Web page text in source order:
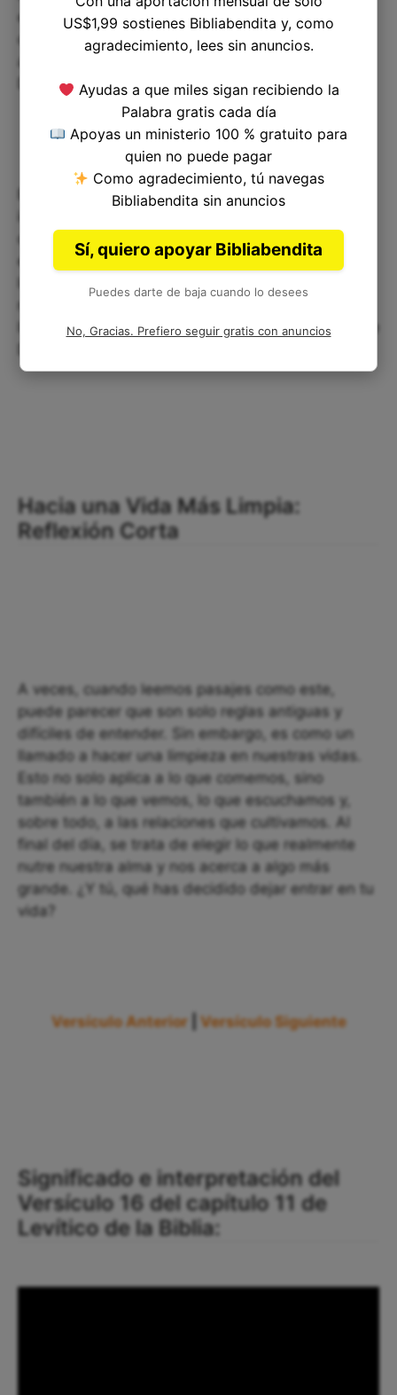
enseña que no podemos permitir que cualquier
cosa nos contamine, y que debemos prestar
Dios y nuestro andar en este mundo.
El versículo 16 de Levítico 11 nos recuerda la
que nos contamina, tanto física como
espiritualmente. Nos anima a ser conscientes de
lo que ingerimos y de lo que dejamos entrar en
llamados a ser santos y a mantenernos puros ante
Hacia una Vida Más Limpia:
Reflexión Corta
A veces, cuando leemos pasajes como este,
puede parecer que son solo reglas antiguas y
difíciles de entender. Sin embargo, es como un
llamado a hacer una limpieza en nuestras vidas.
Esto no solo aplica a lo que comemos, sino
también a lo que vemos, lo que escuchamos y,
sobre todo, a las relaciones que cultivamos. Al
final del día, se trata de elegir lo que realmente
nutre nuestra alma y nos acerca a algo más
grande. ¿Y tú, qué has decidido dejar entrar en tu
vida?
Versículo Anterior Versículo Siguiente
Significado e interpretación del
Versículo 16 del capítulo 11 de
Levítico de la Biblia:
US$1,99 sostienes Bibliabendita y, como
agradecimiento, lees sin anuncios.
Ayudas a que miles sigan recibiendo la
Palabra gratis cada día
Apoyas un ministerio 100 % gratuito para
quien no puede pagar
Como agradecimiento, tú navegas
Bibliabendita sin anuncios
Sí, quiero apoyar Bibliabendita
Puedes darte de baja cuando lo desees
No, Gracias. Prefiero seguir gratis con anuncios